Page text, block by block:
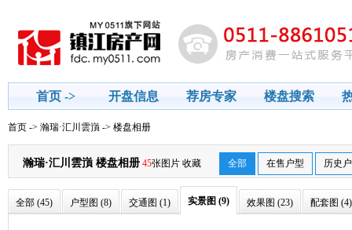
首页 -> 开盘信息 荐房专家 楼盘搜索
房贷计算器
首页 -> 瀚瑞·汇川雲嵿 -> 楼盘相册
瀚瑞·汇川雲嵿 楼盘相册 45张图片 收藏 全部 在售户型 历史
全部 (45) 户型图 (8) 交通图 (1) 实景图 (9) 效果图 (23) 配套图 (4)